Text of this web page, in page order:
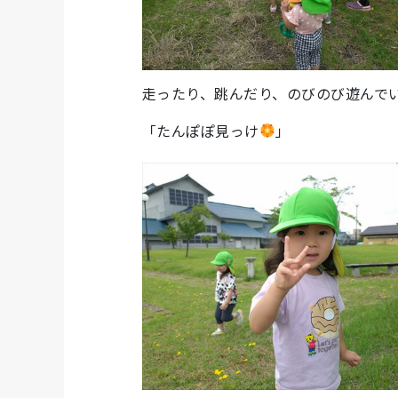
走ったり、跳んだり、のびのび遊んで
「たんぽぽ見っけ
」